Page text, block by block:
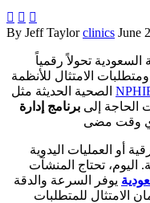
  
By Jeff Taylor clinics June
تحولاً رقمياً
ومتطلبات الامتثال للأنظمة
الحاجة إلى برنامج إدارة
أو العمليات اليدوية
اليوم، تحتاج المنشآت
يوفر السرعة والدقة
الامتثال للمتطلبات